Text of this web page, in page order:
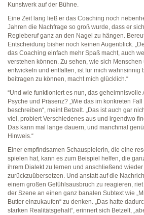
Kunstwerk auf der Bühne.
Eine Zeit lang ließ er das Coaching noch
Jahren die Nachfrage so groß wurde, dass er
Regieberuf ganz an den Nagel zu hängen.
Entscheidung bisher noch keinen Augenblick.
das Coaching einfach mehr Spaß macht, auch
verstehen können. Zu sehen, wie sich
entwickeln und entfalten, ist für mich wahnsinnig
beitragen zu können, macht mich glücklich.“
“Und wie funktioniert es nun, das geheimnisvolle
Psyche und Präsenz? „Wie das im konkreten
beschreiben“, meint Betzelt. „Das ist auch gar
viel, probiert Verschiedenes aus und irgendwo
Das kann mal lange dauern, und manchmal
Hinweis.“
Einer empfindsamen Schauspielerin, die eine
spielen hat, kann es zum Beispiel helfen, die
ihrem Dialekt zu lernen und anschließend
zurückzuübersetzen. Und anstatt auf die
einem großen Gefühlsausbruch zu reagieren,
der Szene an einen ganz banalen Subtext wie
Butter einzukaufen“ zu denken. „Das hatte
starken Realitätsgehalt“, erinnert sich Betzelt,